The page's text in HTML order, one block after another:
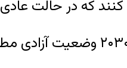
کنند که در حالت